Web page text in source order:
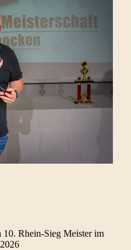
Rhein-Sieg Meister im